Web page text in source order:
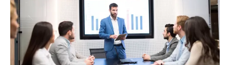
tus
resultados
ante